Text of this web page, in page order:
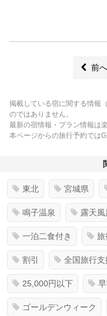
前へ
掲載している宿に関する情報
のではありません。
最新の宿情報・プラン情報は
本ページからの旅行予約では
東北 宮城県
鳴子温泉 露天風
一泊二食付き 旅
割引 全国旅行支
25,000円以下
ゴールデンウィーク